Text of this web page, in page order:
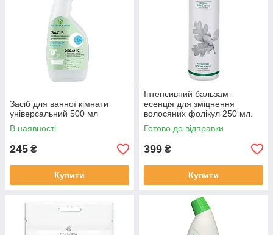
Засіб для ванної кімнати
універсальний 500 мл
В наявності
245 ₴
Купити
Інтенсивний бальзам -
есенція для зміцнення
волосяних фолікул 250 мл.
Готово до відправки
399 ₴
Купити